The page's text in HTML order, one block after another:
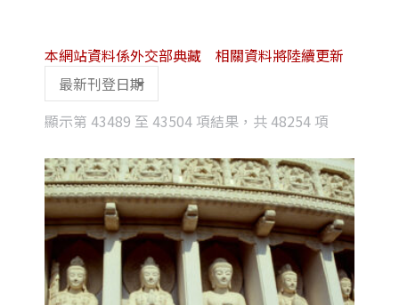
顯示第 43489 至 43504 項結果，共 48254 項
latest
本網站資料係外交部典藏 相關資料將陸續更新